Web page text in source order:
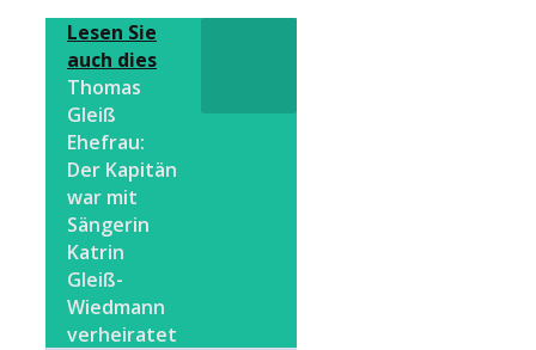
Lesen Sie
auch dies
Thomas
Gleiß
Ehefrau:
Der Kapitän
war mit
Sängerin
Katrin
Gleiß-
Wiedmann
verheiratet